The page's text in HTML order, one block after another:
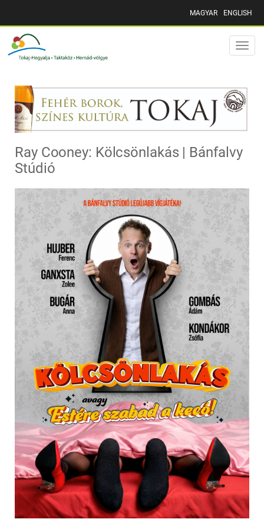
MAGYAR ENGLISH
Toggle
Ray Cooney: Kölcsönlakás | Bánfalvy
Stúdió